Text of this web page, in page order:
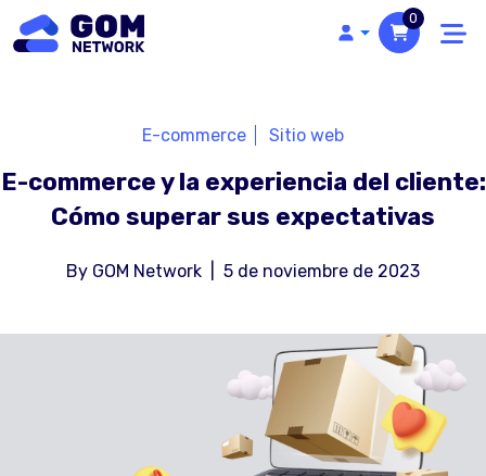
0
E-commerce y la experiencia del cliente:
Cómo superar sus expectativas
E-commerce Sitio web
By GOM Network 5 de noviembre de 2023